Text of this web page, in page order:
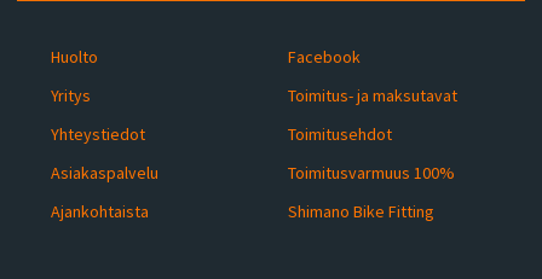
Huolto
Yritys
Yhteystiedot
Asiakaspalvelu
Ajankohtaista
Facebook
Toimitus- ja maksutavat
Toimitusehdot
Toimitusvarmuus 100%
Shimano Bike Fitting